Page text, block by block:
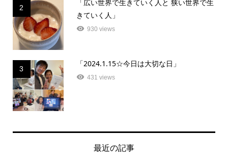
2
「広い世界で生きていく人と 狭い世界で生
きていく人」
930 views
3
「2024.1.15☆今日は大切な日」
431 views
最近の記事